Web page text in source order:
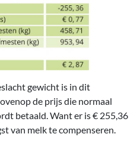
gewicht is in dit
de prijs die normaal
betaald. Want er is € 255,36
van melk te compenseren.